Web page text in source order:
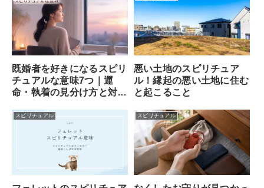
既婚者を好きになるスピリ
チュアルな意味7つ｜運
命・執着の見分け方と対処
悪い土地のスピリチュア
ル！縁起の悪い土地に住む
と起こること
スピリチュアル スピリチュアル